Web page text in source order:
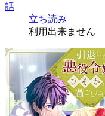
話
立ち読み
利用出来ません